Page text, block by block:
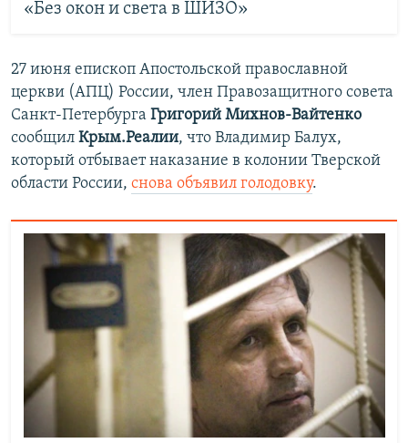
«Без окон и света в ШИЗО»
27 июня епископ Апостольской православной
церкви (АПЦ) России, член Правозащитного совета
Санкт-Петербурга Григорий Михнов-Вайтенко
сообщил Крым.Реалии, что Владимир Балух,
который отбывает наказание в колонии Тверской
области России, снова объявил голодовку.